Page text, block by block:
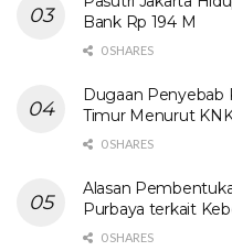
Bank Rp 194 M
0 SHARES
Dugaan Penyebab
Timur Menurut
0 SHARES
Alasan
Purbaya terkait
0 SHARES